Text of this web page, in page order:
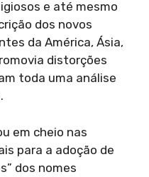
e até mesmo
dos novos
da América, Ásia,
distorções
toda uma análise
em cheio nas
para a adoção de
dos nomes